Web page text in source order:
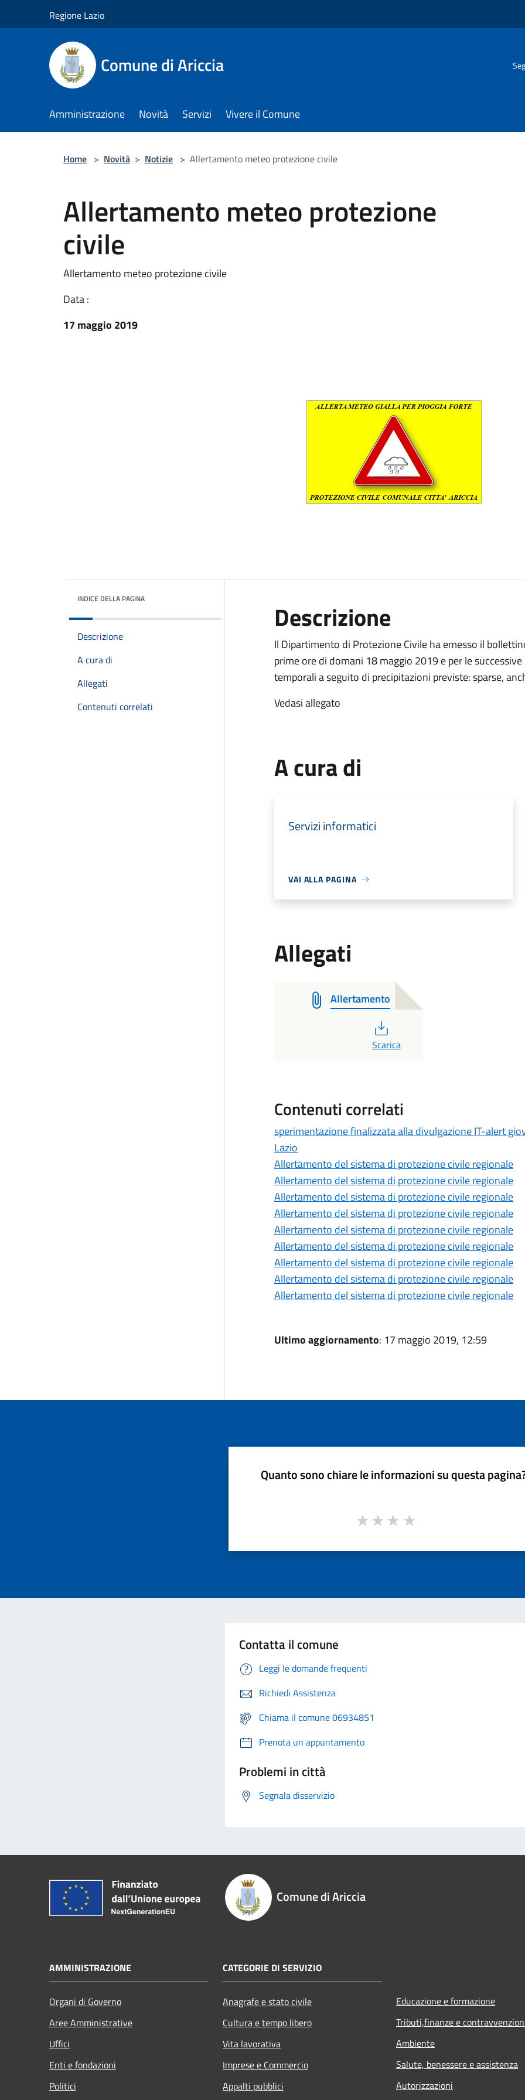
Regione Lazio
Comune di Ariccia
Amministrazione Novità Servizi Vivere il Comune
Home > Novità > Notizie > Allertamento meteo protezione civile
Allertamento meteo protezione
civile
Allertamento meteo protezione civile
Data :
17 maggio 2019
INDICE DELLA PAGINA
Descrizione
A cura di
Allegati
Contenuti correlati
Descrizione
Il Dipartimento di Protezione Civile ha emesso il
prime ore di domani 18 maggio 2019 e per le
temporali a seguito di precipitazioni previste: sparse,
Vedasi allegato
A cura di
Servizi informatici
VAI ALLA PAGINA
Allegati
Allertamento
PDF
Scarica
Contenuti correlati
sperimentazione finalizzata alla divulgazione IT-alert
Lazio
Allertamento del sistema di protezione civile regionale
Allertamento del sistema di protezione civile regionale
Allertamento del sistema di protezione civile regionale
Allertamento del sistema di protezione civile regionale
Allertamento del sistema di protezione civile regionale
Allertamento del sistema di protezione civile regionale
Allertamento del sistema di protezione civile regionale
Allertamento del sistema di protezione civile regionale
Allertamento del sistema di protezione civile regionale
Ultimo aggiornamento: 17 maggio 2019, 12:59
Quanto sono chiare le informazioni su questa
Contatta il comune
Leggi le domande frequenti
Richiedi Assistenza
Chiama il comune 06934851
Prenota un appuntamento
Problemi in città
Segnala disservizio
Comune di Ariccia
AMMINISTRAZIONE
Organi di Governo
Aree Amministrative
Uffici
Enti e fondazioni
Politici
CATEGORIE DI SERVIZIO
Anagrafe e stato civile
Cultura e tempo libero
Vita lavorativa
Imprese e Commercio
Appalti pubblici
Educazione e formazione
Tributi,finanze e
Ambiente
Salute, benessere e assistenza
Autorizzazioni